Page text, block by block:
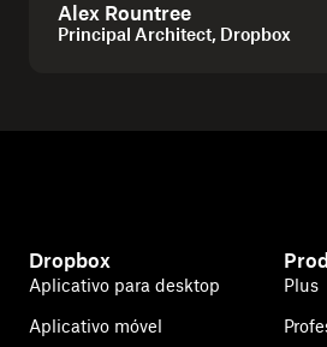
Alex Rountree
Principal Architect, Dropbox
Dropbox
Aplicativo para desktop
Aplicativo móvel
Plus